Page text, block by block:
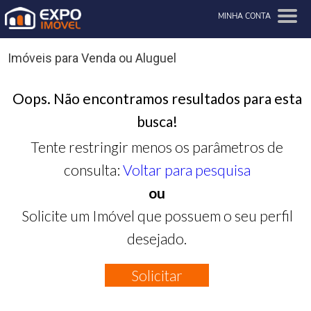
MINHA CONTA
Imóveis para Venda ou Aluguel
Oops. Não encontramos resultados para esta
busca!
Tente restringir menos os parâmetros de
consulta: Voltar para pesquisa
ou
Solicite um Imóvel que possuem o seu perfil
desejado.
Solicitar